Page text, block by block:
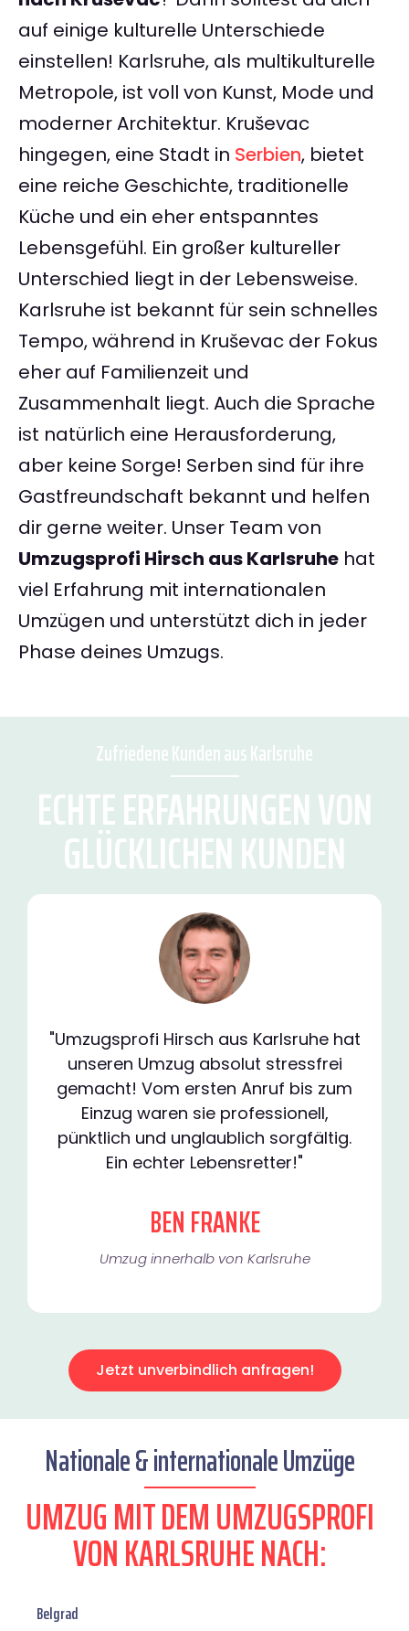
auf einige kulturelle Unterschiede
einstellen! Karlsruhe, als multikulturelle
Metropole, ist voll von Kunst, Mode und
moderner Architektur. Kruševac
hingegen, eine Stadt in Serbien, bietet
eine reiche Geschichte, traditionelle
Küche und ein eher entspanntes
Lebensgefühl. Ein großer kultureller
Unterschied liegt in der Lebensweise.
Karlsruhe ist bekannt für sein schnelles
Tempo, während in Kruševac der Fokus
eher auf Familienzeit und
Zusammenhalt liegt. Auch die Sprache
ist natürlich eine Herausforderung,
aber keine Sorge! Serben sind für ihre
Gastfreundschaft bekannt und helfen
dir gerne weiter. Unser Team von
Umzugsprofi Hirsch aus Karlsruhe hat
viel Erfahrung mit internationalen
Umzügen und unterstützt dich in jeder
Phase deines Umzugs.
Zufriedene Kunden aus Karlsruhe
ECHTE ERFAHRUNGEN VON
GLÜCKLICHEN KUNDEN
"Umzugsprofi Hirsch aus Karlsruhe hat
unseren Umzug absolut stressfrei
gemacht! Vom ersten Anruf bis zum
Einzug waren sie professionell,
pünktlich und unglaublich sorgfältig.
Ein echter Lebensretter!"
BEN FRANKE
Umzug innerhalb von Karlsruhe​
Jetzt unverbindlich anfragen!
Nationale & internationale Umzüge
UMZUG MIT DEM UMZUGSPROFI
VON KARLSRUHE NACH:
Belgrad